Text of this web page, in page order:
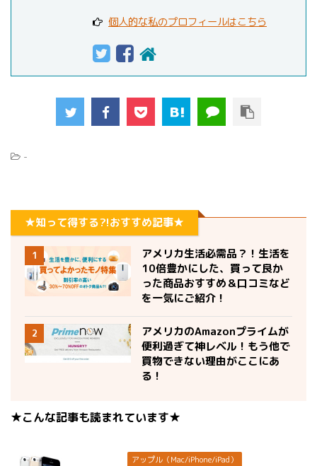
個人的な私のプロフィールはこちら
-
★知って得する?!おすすめ記事★
1
アメリカ生活必需品？！生活を
10倍豊かにした、買って良か
った商品おすすめ＆口コミなど
を一気にご紹介！
2
アメリカのAmazonプライムが
便利過ぎて神レベル！もう他で
買物できない理由がここにあ
る！
★こんな記事も読まれています★
アップル（Mac/iPhone/iPad）